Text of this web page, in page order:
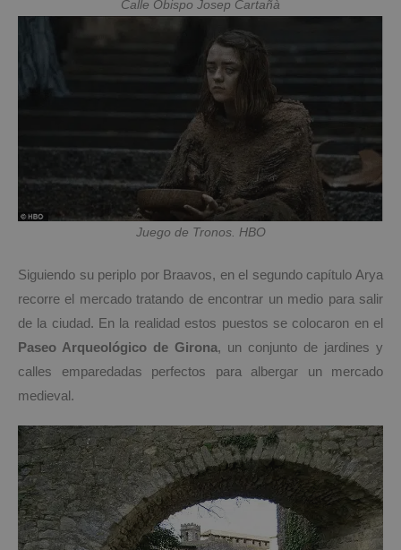
Calle Obispo Josep Cartañà
Juego de Tronos. HBO
Siguiendo su periplo por Braavos, en el segundo capítulo Arya
recorre el mercado tratando de encontrar un medio para salir
de la ciudad. En la realidad estos puestos se colocaron en el
Paseo Arqueológico de Girona, un conjunto de jardines y
calles emparedadas perfectos para albergar un mercado
medieval.